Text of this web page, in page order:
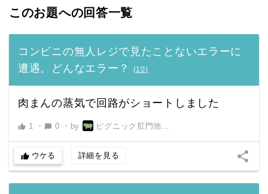
このお題への回答一覧
コンビニの無人レジで見たことないエラーに
遭遇。どんなエラー？
(10)
肉まんの蒸気で回路がショートしました
thumb_up 1 ・ chat_bubble 0 ・ by ピグニック肛門弛緩男
thumb_up ウケる 詳細を見る share